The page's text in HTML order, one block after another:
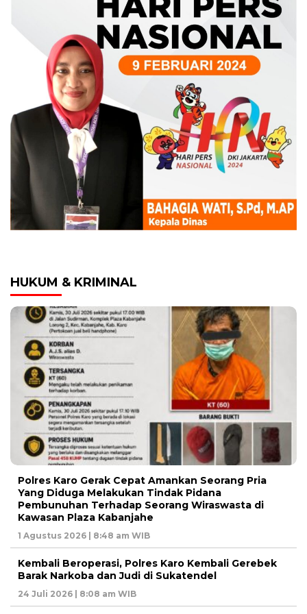
HUKUM & KRIMINAL
Polres Karo Gerak Cepat Amankan Seorang Pria
Yang Diduga Melakukan Tindak Pidana
Pembunuhan Terhadap Seorang Wiraswasta di
Kawasan Plaza Kabanjahe
1 Agustus 2026 | 8:48 am WIB
Kembali Beroperasi, Polres Karo Kembali Gerebek
Barak Narkoba dan Judi di Sukatendel
24 Juli 2026 | 8:08 am WIB